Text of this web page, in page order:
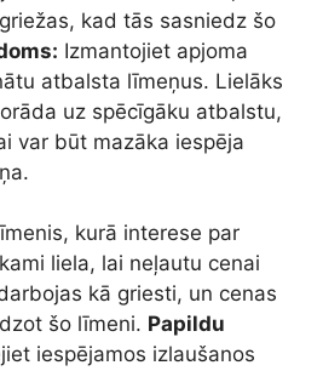
kad tās sasniedz šo
Izmantojiet apjoma
atbalsta līmeņus. Lielāks
uz spēcīgāku atbalstu,
var būt mazāka iespēja
kurā interese par
liela, lai neļautu cenai
kā griesti, un cenas
šo līmeni. Papildu
iespējamos izlaušanos